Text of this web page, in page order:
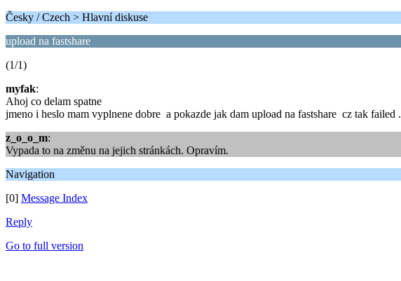
Česky / Czech > Hlavní diskuse
upload na fastshare
(1/1)
myfak:
Ahoj co delam spatne
jmeno i heslo mam vyplnene dobre a pokazde jak dam upload na fastshare cz tak failed .
z_o_o_m:
Vypada to na změnu na jejich stránkách. Opravím.
Navigation
[0] Message Index
Reply
Go to full version